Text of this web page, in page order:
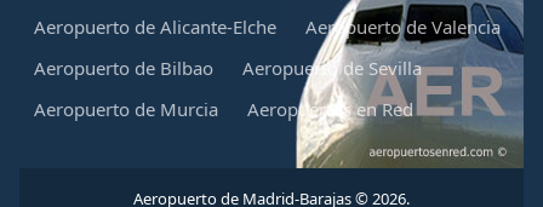
Aeropuerto de Alicante-Elche
Aeropuerto de Valencia
Aeropuerto de Bilbao
Aeropuerto de Sevilla
Aeropuerto de Murcia
Aeropuertos en Red
Aeropuerto de Madrid-Barajas © 2026.